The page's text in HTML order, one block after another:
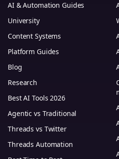
AI & Automation Guides
University
Content Systems
Platform Guides
Blog
Research
Best AI Tools 2026
Agentic vs Traditional
Threads vs Twitter
Threads Automation